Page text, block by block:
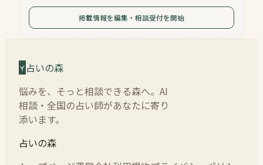
掲載情報を編集・相談受付を開始
占いの森
悩みを、そっと相談できる森へ。AI
相談・全国の占い師があなたに寄り
添います。
占いの森